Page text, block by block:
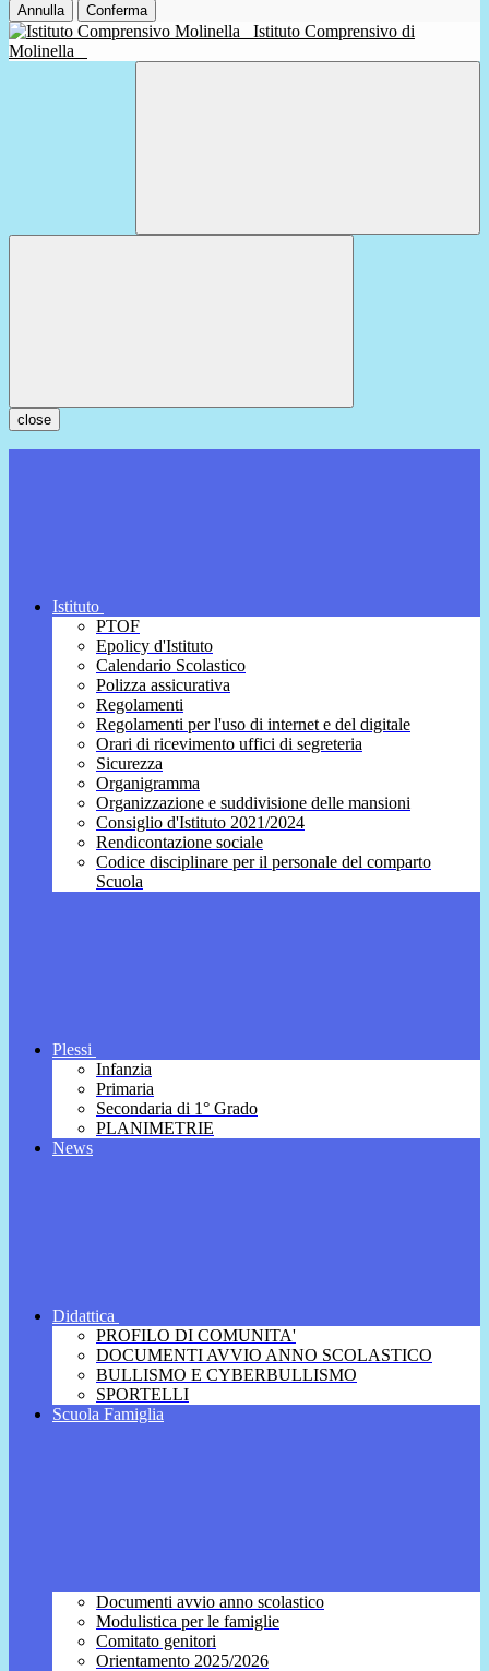
Annulla Conferma
Istituto Comprensivo di
Molinella
close
Istituto
PTOF
Epolicy d'Istituto
Calendario Scolastico
Polizza assicurativa
Regolamenti
Regolamenti per l'uso di internet e del digitale
Orari di ricevimento uffici di segreteria
Sicurezza
Organigramma
Organizzazione e suddivisione delle mansioni
Consiglio d'Istituto 2021/2024
Rendicontazione sociale
Codice disciplinare per il personale del comparto
Scuola
Plessi
Infanzia
Primaria
Secondaria di 1° Grado
PLANIMETRIE
News
Didattica
PROFILO DI COMUNITA'
DOCUMENTI AVVIO ANNO SCOLASTICO
BULLISMO E CYBERBULLISMO
SPORTELLI
Scuola Famiglia
Documenti avvio anno scolastico
Modulistica per le famiglie
Comitato genitori
Orientamento 2025/2026